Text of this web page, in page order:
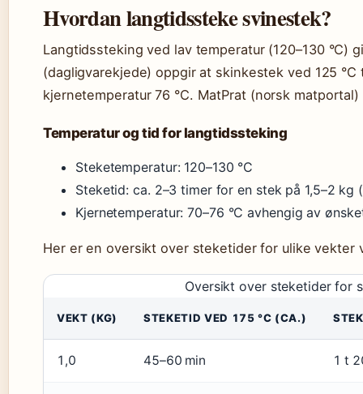
Hvordan langtidssteke svinestek?
Langtidssteking ved lav temperatur (120–130 °C)
(dagligvarekjede) oppgir at skinkestek ved 125
kjernetemperatur 76 °C. MatPrat (norsk
Temperatur og tid for langtidssteking
Steketemperatur: 120–130 °C
Steketid: ca. 2–3 timer for en stek på 1,5–2 kg
Kjernetemperatur: 70–76 °C avhengig av
Her er en oversikt over steketider for ulike vekter
Oversikt over steketider for
VEKT (KG) STEKETID VED 175 °C (CA.)
1,0 45–60 min 1 t